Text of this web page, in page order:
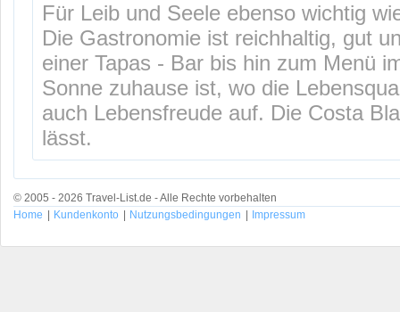
Für Leib und Seele ebenso wichtig
Die Gastronomie ist reichhaltig, gut
einer Tapas - Bar bis hin zum Menü
Sonne zuhause ist, wo die
auch Lebensfreude auf. Die Costa
lässt.
© 2005 - 2026 Travel-List.de - Alle Rechte vorbehalten
Home
Kundenkonto Nutzungsbedingungen Impressum